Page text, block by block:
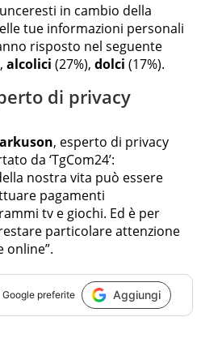
in cambio della
tue informazioni personali
risposto nel seguente
alcolici (27%), dolci (17%).
di privacy
, esperto di privacy
da ‘TgCom24’:
nostra vita può essere
pagamenti
tv e giochi. Ed è per
particolare attenzione
online”.
preferite Aggiungi